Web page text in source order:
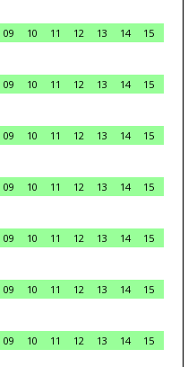
09 10 11 12 13 14
15
09 10 11 12 13 14
15
09 10 11 12 13 14
15
09 10 11 12 13 14
15
09 10 11 12 13 14
15
09 10 11 12 13 14
15
09 10 11 12 13 14
15